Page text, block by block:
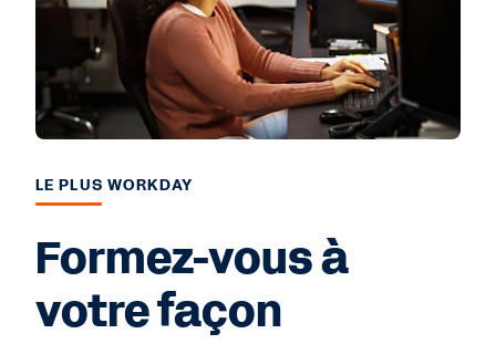
LE PLUS WORKDAY
Formez-vous à
votre façon